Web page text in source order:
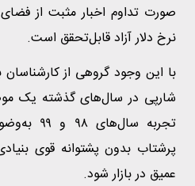
صورت تداوم اخبار مثبت از
نرخ دلار آزاد قابل‌تحقق است.
با این وجود گروهی از
شارپی در سال‌های گذشته یک
تجربه
پرشتاب بدون پشتوانه قوی
عمیق در بازار شود.